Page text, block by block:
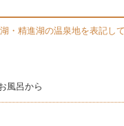
・精進湖の温泉地を表記し
風呂から